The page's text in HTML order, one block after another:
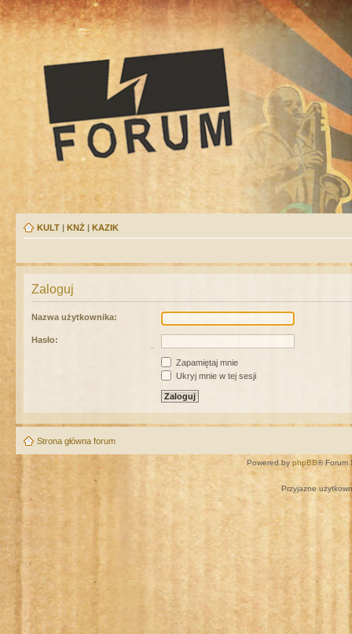
KULT | KNŻ | KAZIK
Zaloguj
Nazwa użytkownika:
Hasło:
Zapamiętaj mnie
Ukryj mnie w tej sesji
Strona główna forum
Powered by phpBB® Forum
Przyjazne